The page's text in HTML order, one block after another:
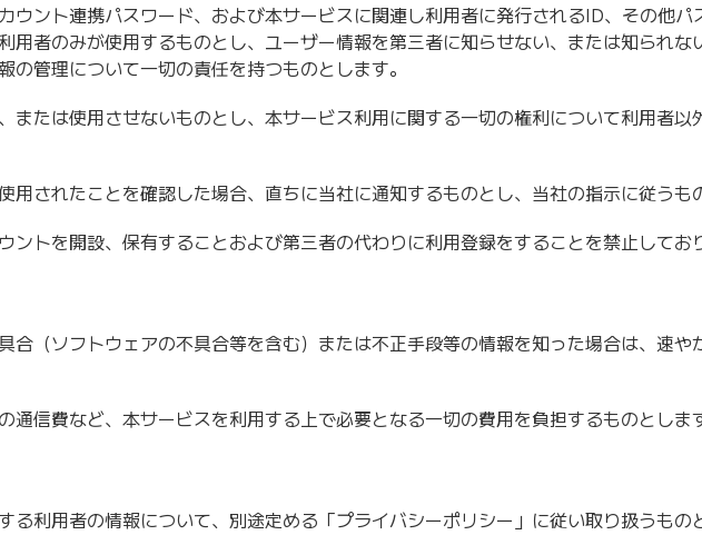
ウント連携パスワード、および本サービスに関連し利用者に発行されるID、その他パ
用者のみが使用するものとし、ユーザー情報を第三者に知らせない、または知られな
の管理について一切の責任を持つものとします。
または使用させないものとし、本サービス利用に関する一切の権利について利用者以
用されたことを確認した場合、直ちに当社に通知するものとし、当社の指示に従うも
ントを開設、保有することおよび第三者の代わりに利用登録をすることを禁止してお
合（ソフトウェアの不具合等を含む）または不正手段等の情報を知った場合は、速や
通信費など、本サービスを利用する上で必要となる一切の費用を負担するものとしま
る利用者の情報について、別途定める「プライバシーポリシー」に従い取り扱うもの